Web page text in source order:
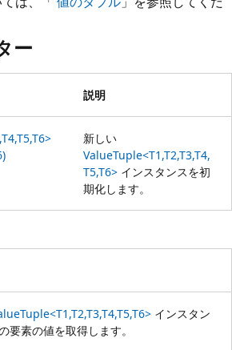
ー
説明
新しい
ValueTuple<T1,T2,T3,T4,
T5,T6> インスタンスを初
期化します。
インスタン
要素の値を取得します。